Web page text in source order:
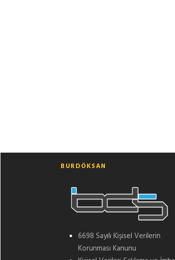
BURDÖKSAN
6698 Sayılı Kişisel Verilerin
Korunması Kanunu